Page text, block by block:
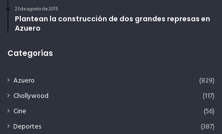
23 de agosto de 2015
Plantean la construcción de dos grandes represas en
Azuero
Categorías
Azuero
(829)
Chollywood
(117)
Cine
(56)
Deportes
(387)